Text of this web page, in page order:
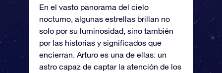
En el vasto panorama del cielo
nocturno, algunas estrellas brillan no
solo por su luminosidad, sino también
por las historias y significados que
encierran. Arturo es una de ellas: un
astro capaz de captar la atención de los